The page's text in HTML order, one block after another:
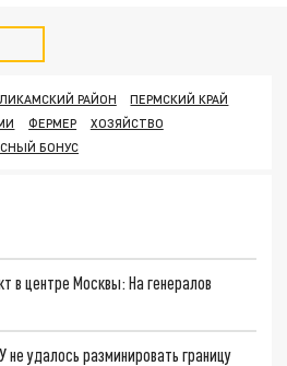
РАЙОН
ПЕРМСКИЙ КРАЙ
ФЕРМЕР
ХОЗЯЙСТВО
БОНУС
в центре Москвы: На генералов
удалось разминировать границу